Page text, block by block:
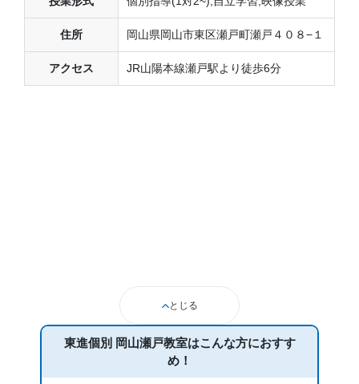
住所 岡山県岡山市東区瀬戸町瀬戸４０８−１
アクセス JR山陽本線瀬戸駅より徒歩6分
とじる
東進個別 岡山瀬戸教室はこんな方におすす
め！